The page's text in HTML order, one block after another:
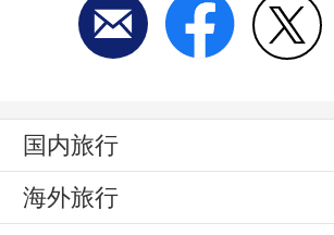
国内旅行
海外旅行